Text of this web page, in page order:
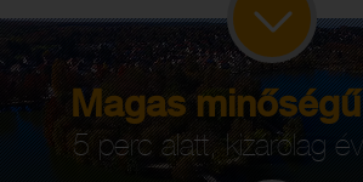
Magas minőségű
5 perc alatt, kizárólag